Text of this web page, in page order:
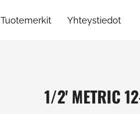
Tuotemerkit Yhteystiedot
1/2' METRIC